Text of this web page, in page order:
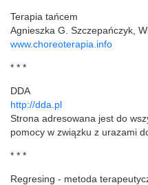
Terapia tańcem
Agnieszka G. Szczepańczyk,
www.choreoterapia.info
* * *
DDA
http://dda.pl
Strona adresowana jest do
pomocy w związku z urazami
* * *
Regresing - metoda